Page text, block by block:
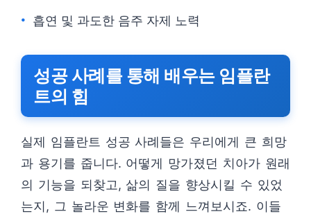
흡연 및 과도한 음주 자제 노력
성공 사례를 통해 배우는 임플란
트의 힘
실제 임플란트 성공 사례들은 우리에게 큰 희망
과 용기를 줍니다. 어떻게 망가졌던 치아가 원래
의 기능을 되찾고, 삶의 질을 향상시킬 수 있었
는지, 그 놀라운 변화를 함께 느껴보시죠. 이들